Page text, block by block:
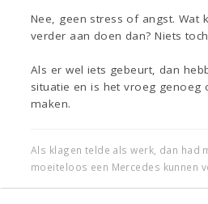
Nee, geen stress of angst. Wat
verder aan doen dan? Niets
Als er wel iets gebeurt, dan
situatie en is het vroeg genoeg
maken.
Als klagen telde als werk, dan had
moeiteloos een Mercedes kunnen